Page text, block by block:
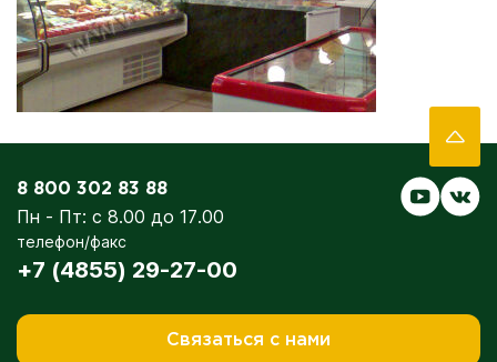
8 800 302 83 88
Пн - Пт: с 8.00 до 17.00
телефон/факс
+7 (4855) 29-27-00
Связаться с нами